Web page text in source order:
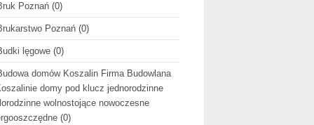
Poznań (0)
Poznań (0)
lęgowe (0)
domów Koszalin Firma Budowlana
domy pod klucz jednorodzinne
wolnostojące nowoczesne
(0)